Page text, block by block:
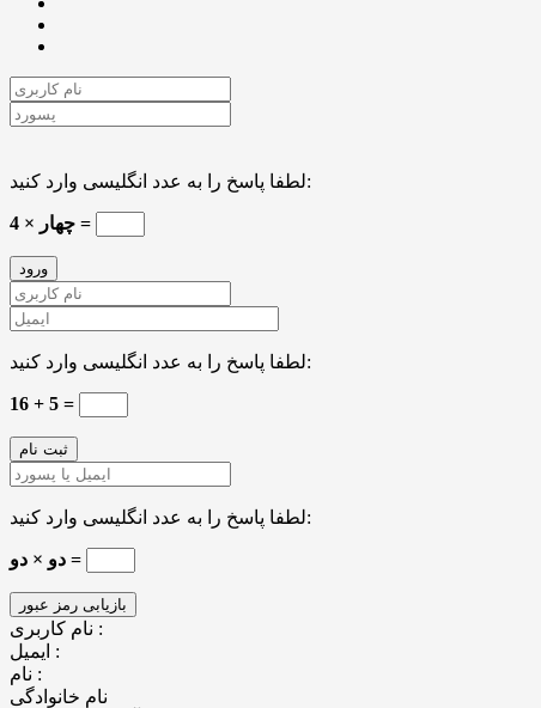
لطفا پاسخ را به عدد انگلیسی وارد کنید:
چهار × 4 =
لطفا پاسخ را به عدد انگلیسی وارد کنید:
16 + 5 =
لطفا پاسخ را به عدد انگلیسی وارد کنید:
دو × دو =
نام کاربری :
ایمیل :
نام :
نام خانوادگی